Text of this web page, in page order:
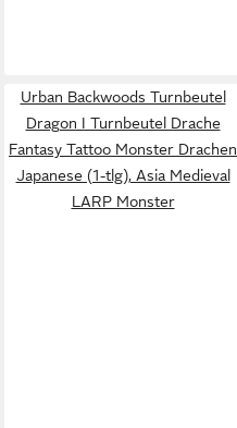
Urban Backwoods Turnbeutel
Dragon I Turnbeutel Drache
Fantasy Tattoo Monster Drachen
Japanese (1-tlg), Asia Medieval
LARP Monster